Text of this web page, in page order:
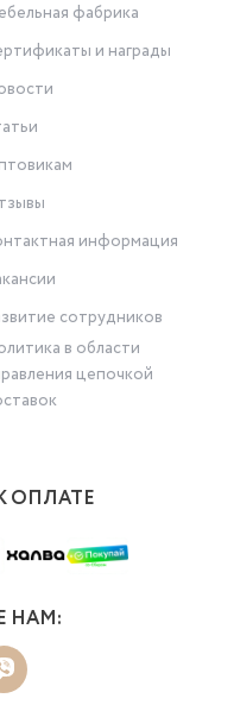
фабрика
и награды
информация
сотрудников
в области
цепочкой
ОПЛАТЕ
НАМ: